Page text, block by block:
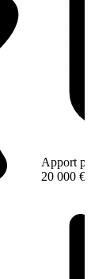
Apport
20 000 €